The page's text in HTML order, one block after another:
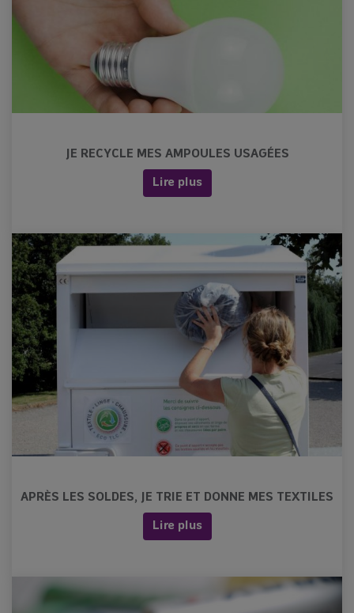
JE RECYCLE MES AMPOULES USAGÉES
Lire plus
APRÈS LES SOLDES, JE TRIE ET DONNE MES TEXTILES
Lire plus